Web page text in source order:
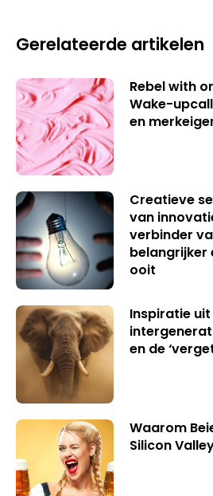
Gerelateerde artikelen
Rebel with
Wake-
en
Creatieve
van
verbinder
belangrijker
ooit
Inspiratie uit
en de
Waarom
Silicon